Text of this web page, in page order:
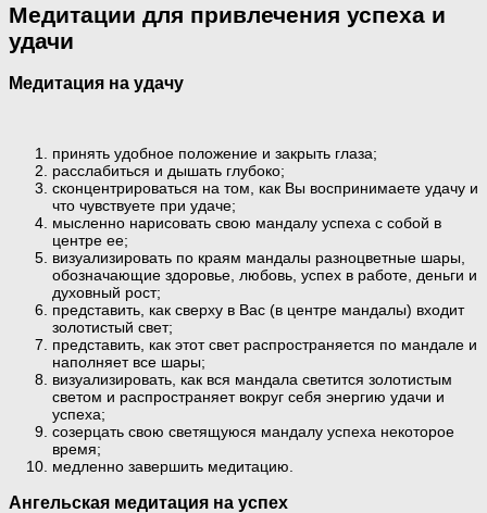
Медитации для привлечения успеха и
удачи
Медитация на удачу
принять удобное положение и закрыть глаза;
расслабиться и дышать глубоко;
сконцентрироваться на том, как Вы воспринимаете удачу и
что чувствуете при удаче;
мысленно нарисовать свою мандалу успеха с собой в
центре ее;
визуализировать по краям мандалы разноцветные шары,
обозначающие здоровье, любовь, успех в работе, деньги и
духовный рост;
представить, как сверху в Вас (в центре мандалы) входит
золотистый свет;
представить, как этот свет распространяется по мандале и
наполняет все шары;
визуализировать, как вся мандала светится золотистым
светом и распространяет вокруг себя энергию удачи и
успеха;
созерцать свою светящуюся мандалу успеха некоторое
время;
медленно завершить медитацию.
Ангельская медитация на успех